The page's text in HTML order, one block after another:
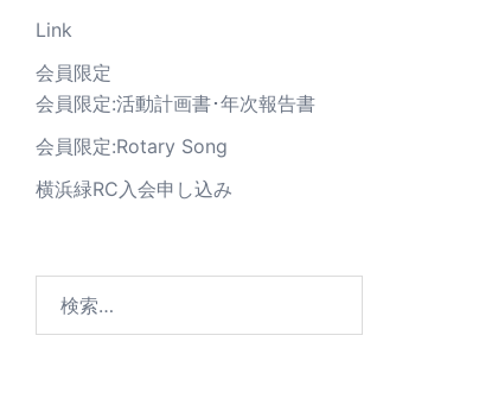
Link
会員限定
会員限定:活動計画書･年次報告書
会員限定:Rotary Song
横浜緑RC入会申し込み